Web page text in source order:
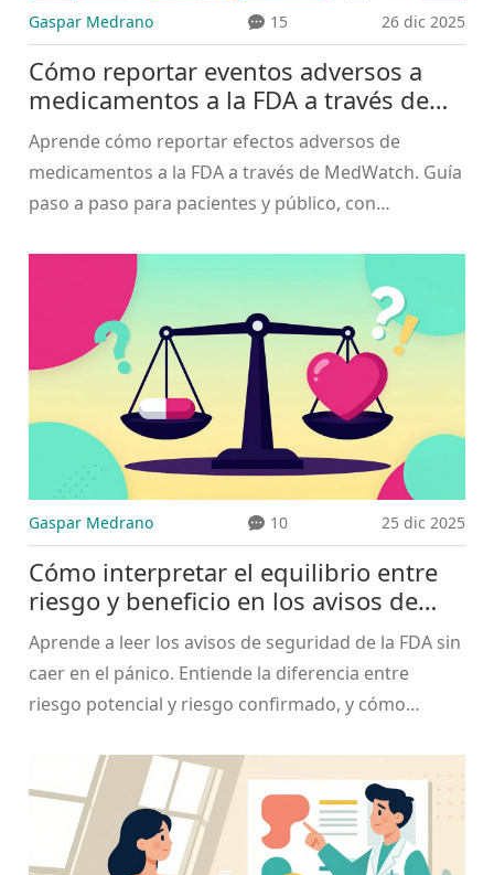
Gaspar Medrano 15 26 dic 2025
Cómo reportar eventos adversos a
medicamentos a la FDA a través de
MedWatch
Aprende cómo reportar efectos adversos de
medicamentos a la FDA a través de MedWatch. Guía
paso a paso para pacientes y público, con
métodos de envío y lo que sucede después.
Gaspar Medrano 10 25 dic 2025
Cómo interpretar el equilibrio entre
riesgo y beneficio en los avisos de
seguridad de la FDA
Aprende a leer los avisos de seguridad de la FDA sin
caer en el pánico. Entiende la diferencia entre
riesgo potencial y riesgo confirmado, y cómo
superando al riesgo.